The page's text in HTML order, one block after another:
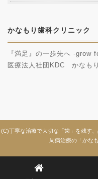
かなもり歯科クリニック
『満足』の一歩先へ -grow
医療法人社団KDC かなも
(C)丁寧な治療で大切な「歯」を残す
周病治療の「かな